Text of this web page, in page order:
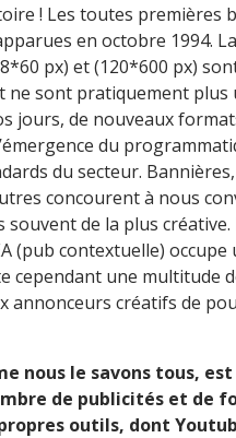
! Les toutes premières
en octobre 1994.
px) et (120*600 px)
ne sont pratiquement
jours, de nouveaux
du
du secteur.
concourent à nous
souvent de la plus
(pub contextuelle)
cependant une multitude
annonceurs créatifs de
nous le savons tous, est
de publicités et de
outils, dont